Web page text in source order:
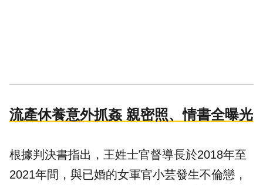
流產休養意外抓姦 親密照、情書全曝光
根據判決書指出，王姓士官督導長於2018年至
2021年間，與已婚的女軍官小芸發生不倫戀 ，